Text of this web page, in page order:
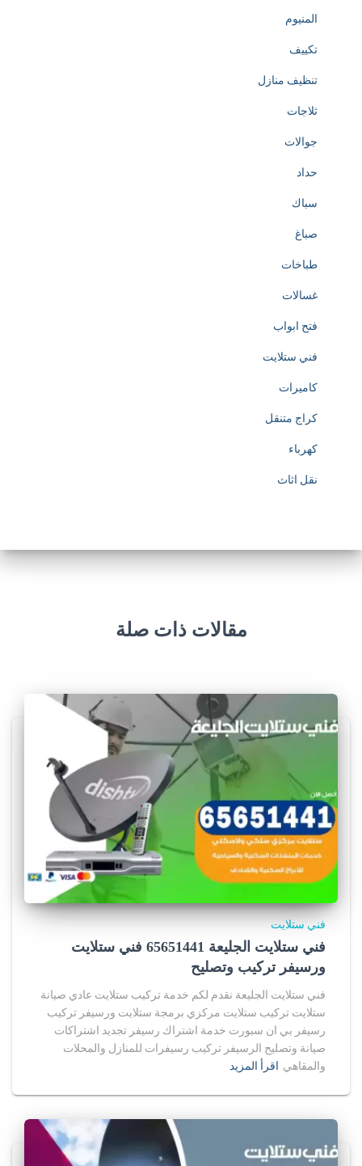
المنيوم
تكييف
تنظيف منازل
ثلاجات
جوالات
حداد
سباك
صباغ
طباخات
غسالات
فتح ابواب
فني ستلايت
كاميرات
كراج متنقل
كهرباء
نقل اثاث
مقالات ذات صلة
فني ستلايت
فني ستلايت الجليعة 65651441 فني ستلايت
ورسيفر تركيب وتصليح
فني ستلايت الجليعة نقدم لكم خدمة تركيب ستلايت عادي صيانة
ستلايت تركيب ستلايت مركزي برمجة ستلايت ورسيفر تركيب
رسيفر بي ان سبورت خدمة اشتراك رسيفر تجديد اشتراكات
صيانة وتصليح الرسيفر تركيب رسيفرات للمنازل والمحلات
والمقاهي اقرأ المزيد